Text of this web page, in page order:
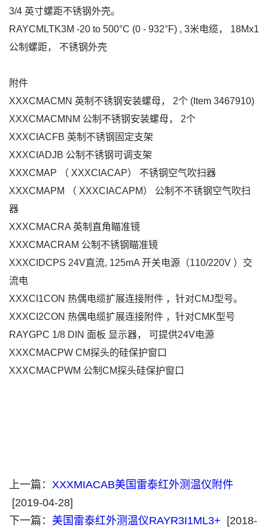
3/4 英寸螺距不锈钢外壳。
RAYCMLTK3M -20 to 500°C (0 - 932°F) , 3米电缆， 18Mx1
公制螺距， 不锈钢外壳
附件
XXXCMACMN 英制不锈钢安装螺母， 2个 (Item 3467910)
XXXCMACMNM 公制不锈钢安装螺母， 2个
XXXCIACFB 英制不锈钢固定支架
XXXCIADJB 公制不锈钢可调支架
XXXCMAP （ XXXCIACAP） 不锈钢空气吹扫器
XXXCMAPM （ XXXCIACAPM） 公制不不锈钢空气吹扫
器
XXXCMACRA 英制直角瞄准镜
XXXCMACRAM 公制不锈钢瞄准镜
XXXCIDCPS 24V直流, 125mA 开关电源（110/220V ）交
流电
XXXCI1CON 热偶电缆扩展连接附件 ，针对CMJ型号。
XXXCI2CON 热偶电缆扩展连接附件 ，针对CMK型号
RAYGPC 1/8 DIN 面板 显示器， 可提供24V电源
XXXCMACPW CM探头的硅保护窗口
XXXCMACPWM 公制CM探头硅保护窗口
上一篇： XXXMIACAB美国雷泰红外测温仪附件​
[2019-04-28]
下一篇： 美国雷泰红外测温仪RAYR3I1ML3+ [2018-